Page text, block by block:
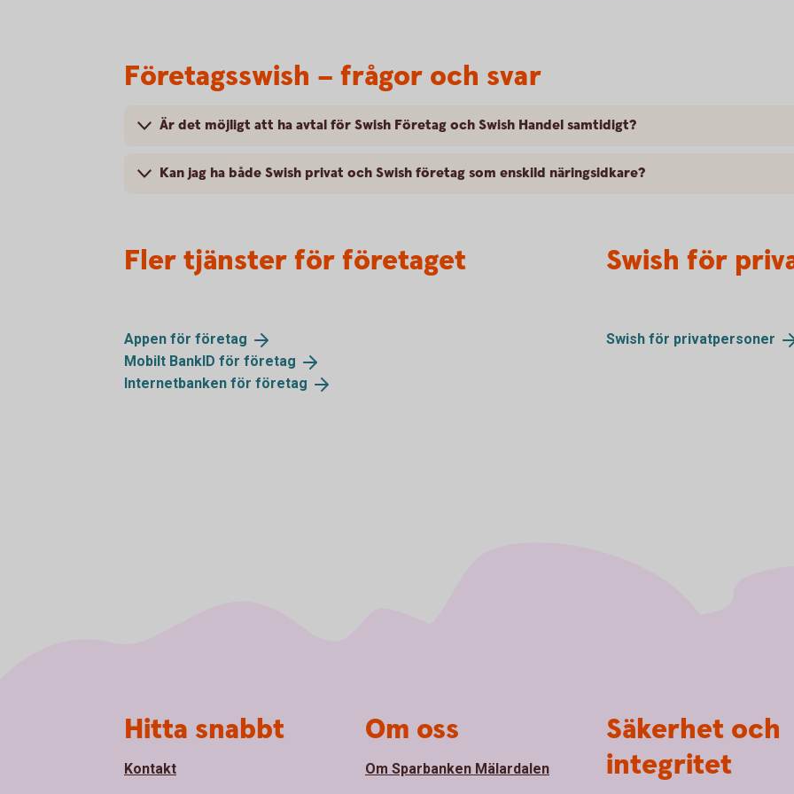
Företagsswish – frågor och svar
Är det möjligt att ha avtal för Swish Företag och Swish Handel samtidigt?
Kan jag ha både Swish privat och Swish företag som enskild näringsidkare?
Fler tjänster för företaget
Appen för företag
Mobilt BankID för företag
Internetbanken för företag
Swish för
Swish för privatpersoner
Hitta snabbt
Kontakt
Om oss
Om Sparbanken Mälardalen
Säkerhet och
integritet